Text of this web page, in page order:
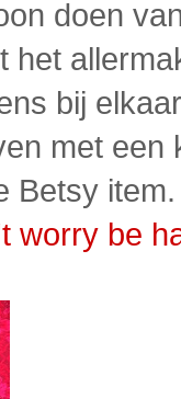
doen
het
bij
met
Betsy
worry be